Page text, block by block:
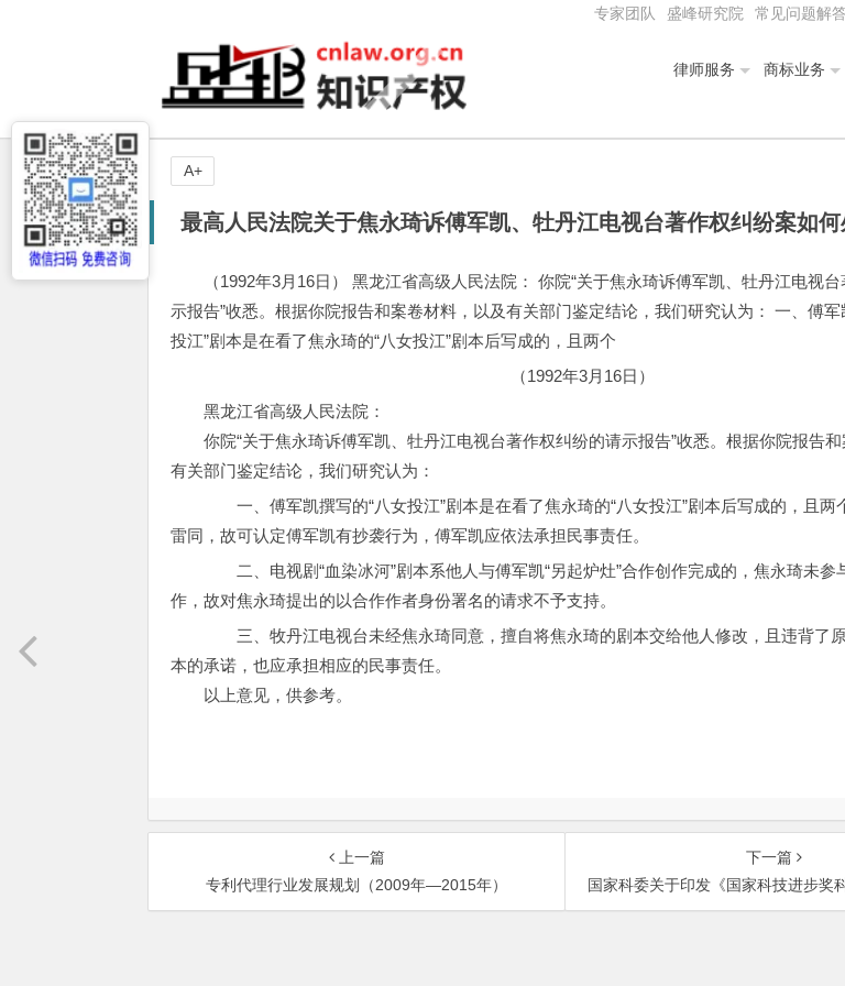
专家团队 盛峰研究院 常见问题解
律师服务 商标业务
最高人民法院关于焦永琦诉傅军凯、牡丹江电视台著作权纠纷案如
（1992年3月16日） 黑龙江省高级人民法院： 你院“关于焦永琦诉傅军凯、牡丹江电视
示报告”收悉。根据你院报告和案卷材料，以及有关部门鉴定结论，我们研究认为： 一、傅军
投江”剧本是在看了焦永琦的“八女投江”剧本后写成的，且两个
（1992年3月16日）
黑龙江省高级人民法院：
你院“关于焦永琦诉傅军凯、牡丹江电视台著作权纠纷的请示报告”收悉。根据你院报告和
有关部门鉴定结论，我们研究认为：
一、傅军凯撰写的“八女投江”剧本是在看了焦永琦的“八女投江”剧本后写成的，且两
雷同，故可认定傅军凯有抄袭行为，傅军凯应依法承担民事责任。
二、电视剧“血染冰河”剧本系他人与傅军凯“另起炉灶”合作创作完成的，焦永琦未参
作，故对焦永琦提出的以合作作者身份署名的请求不予支持。
三、牧丹江电视台未经焦永琦同意，擅自将焦永琦的剧本交给他人修改，且违背了
本的承诺，也应承担相应的民事责任。
以上意见，供参考。
A+
上一篇
专利代理行业发展规划（2009年—2015年）
下一篇
国家科委关于印发《国家科技进步奖科技著作评审